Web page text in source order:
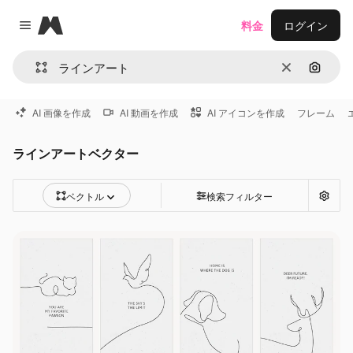
Close menu
Magnific
消去 画像で
料金 ログイン
AI 画像を作成 AI 動画を作成 AI アイコンを作成 フレーム
ラインアートベクター
ベクトル 検索フィルター